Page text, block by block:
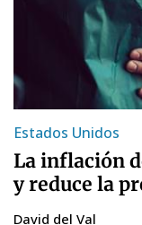
Estados Unidos
La inflación
y reduce la
David del Val